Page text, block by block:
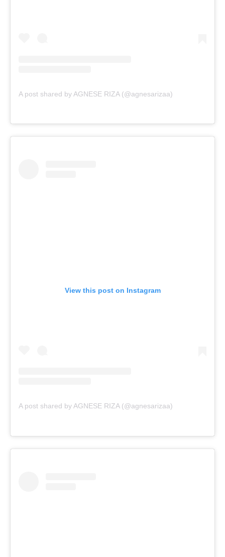
A post shared by AGNESE RIZA (@agnesarizaa)
View this post on Instagram
A post shared by AGNESE RIZA (@agnesarizaa)